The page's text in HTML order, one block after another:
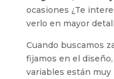
ocasiones ¿Te
verlo en mayor
Cuando buscamos
fijamos en el
variables están